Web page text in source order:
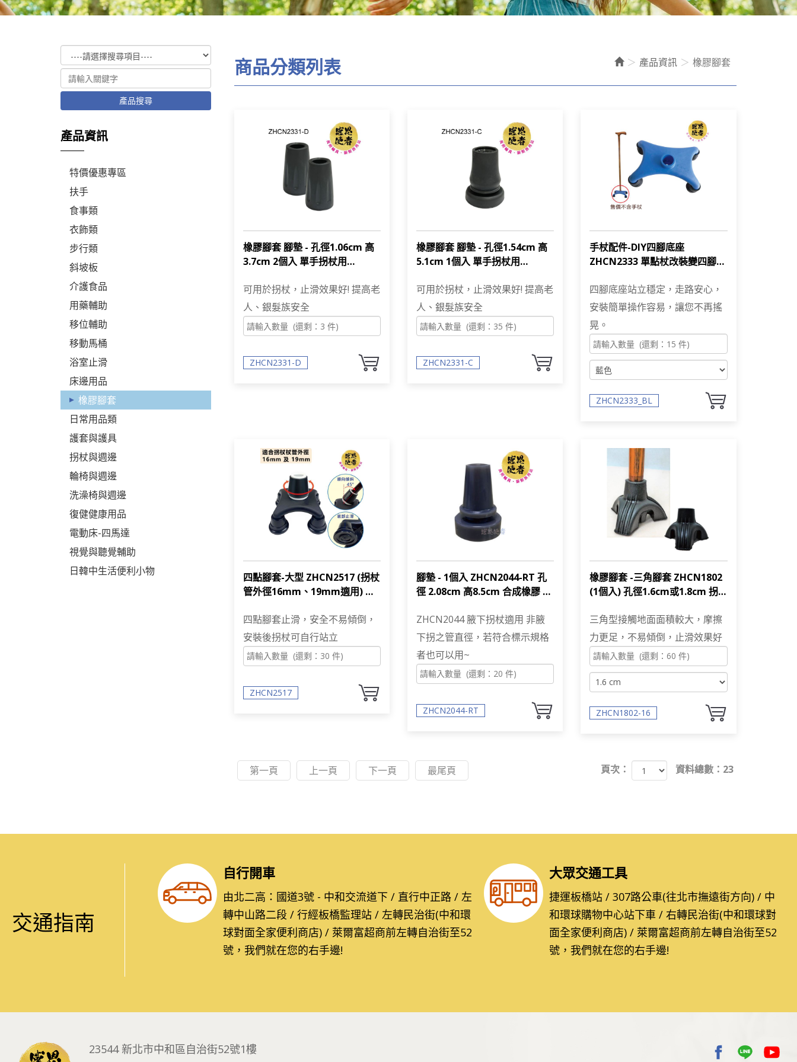
產品搜尋
產品資訊
特價優惠專區
扶手
食事類
衣飾類
步行類
斜坡板
介護食品
用藥輔助
移位輔助
移動馬桶
浴室止滑
床邊用品
橡膠腳套
日常用品類
護套與護具
拐杖與週邊
輪椅與週邊
洗澡椅與週邊
復健健康用品
電動床-四馬達
視覺與聽覺輔助
日韓中生活便利小物
產品資訊 橡膠腳套
商品分類列表
橡膠腳套 腳墊 - 孔徑1.06cm 高
3.7cm 2個入 單手拐杖用
可用於拐杖，止滑效果好! 提高老
人、銀髮族安全
ZHCN2331-D
橡膠腳套 腳墊 - 孔徑1.54cm 高
5.1cm 1個入 單手拐杖用
可用於拐杖，止滑效果好! 提高老
人、銀髮族安全
ZHCN2331-C
手杖配件-DIY四腳底座
ZHCN2333 單點杖改裝變四腳拐
四腳底座站立穩定，走路安心，
安裝簡單操作容易，讓您不再搖
晃。
ZHCN2333_BL
四點腳套-大型 ZHCN2517 (拐杖
管外徑16mm、19mm適用) 手
四點腳套止滑，安全不易傾倒，
安裝後拐杖可自行站立
ZHCN2517
腳墊 - 1個入 ZHCN2044-RT 孔
徑 2.08cm 高8.5cm 合成橡膠 不
ZHCN2044 腋下拐杖適用 非腋
下拐之管直徑，若符合標示規格
者也可以用~
ZHCN2044-RT
橡膠腳套 -三角腳套 ZHCN1802
(1個入) 孔徑1.6cm或1.8cm 拐
三角型接觸地面面積較大，摩擦
力更足，不易傾倒，止滑效果好
ZHCN1802-16
第一頁 上一頁 下一頁 最尾頁 頁次： 資料總數：23
交通指南
自行開車
由北二高：國道3號 - 中和交流道下 / 直行中正路 / 左
轉中山路二段 / 行經板橋監理站 / 左轉民治街(中和環
球對面全家便利商店) / 萊爾富超商前左轉自治街至52
號，我們就在您的右手邊!
大眾交通工具
捷運板橋站 / 307路公車(往北市撫遠街方向) / 中
和環球購物中心站下車 / 右轉民治街(中和環球對
面全家便利商店) / 萊爾富超商前左轉自治街至52
號，我們就在您的右手邊!
23544 新北市中和區自治街52號1樓